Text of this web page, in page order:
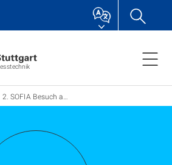
2. SOFIA Besuch am Flughafen Stuttgart-Echterdingen